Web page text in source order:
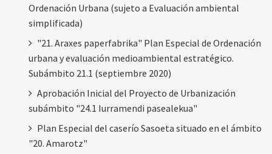
Ordenación Urbana (sujeto a Evaluación ambiental
simplificada)
"21. Araxes paperfabrika" Plan Especial de Ordenación
urbana y evaluación medioambiental estratégico.
Subámbito 21.1 (septiembre 2020)
Aprobación Inicial del Proyecto de Urbanización
subámbito "24.1 Iurramendi pasealekua"
Plan Especial del caserío Sasoeta situado en el ámbito
"20. Amarotz"